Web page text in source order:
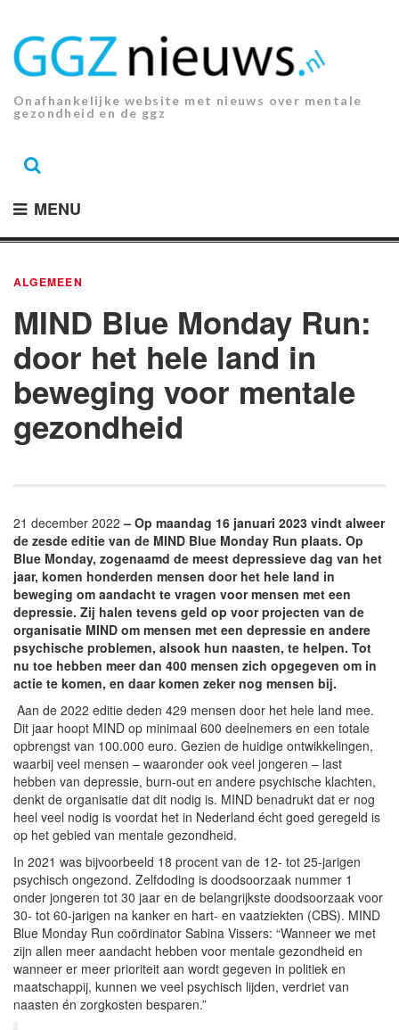
inhoud.
Onafhankelijke website met nieuws over mentale
gezondheid en de ggz
MENU
ALGEMEEN
MIND Blue Monday Run:
door het hele land in
beweging voor mentale
gezondheid
21 december 2022 – Op maandag 16 januari 2023 vindt alweer
de zesde editie van de MIND Blue Monday Run plaats. Op
Blue Monday, zogenaamd de meest depressieve dag van het
jaar, komen honderden mensen door het hele land in
beweging om aandacht te vragen voor mensen met een
depressie. Zij halen tevens geld op voor projecten van de
organisatie MIND om mensen met een depressie en andere
psychische problemen, alsook hun naasten, te helpen. Tot
nu toe hebben meer dan 400 mensen zich opgegeven om in
actie te komen, en daar komen zeker nog mensen bij.
Aan de 2022 editie deden 429 mensen door het hele land mee.
Dit jaar hoopt MIND op minimaal 600 deelnemers en een totale
opbrengst van 100.000 euro. Gezien de huidige ontwikkelingen,
waarbij veel mensen – waaronder ook veel jongeren – last
hebben van depressie, burn-out en andere psychische klachten,
denkt de organisatie dat dit nodig is. MIND benadrukt dat er nog
heel veel nodig is voordat het in Nederland écht goed geregeld is
op het gebied van mentale gezondheid.
In 2021 was bijvoorbeeld 18 procent van de 12- tot 25-jarigen
psychisch ongezond. Zelfdoding is doodsoorzaak nummer 1
onder jongeren tot 30 jaar en de belangrijkste doodsoorzaak voor
30- tot 60-jarigen na kanker en hart- en vaatziekten (CBS). MIND
Blue Monday Run coördinator Sabina Vissers: “Wanneer we met
zijn allen meer aandacht hebben voor mentale gezondheid en
wanneer er meer prioriteit aan wordt gegeven in politiek en
maatschappij, kunnen we veel psychisch lijden, verdriet van
naasten én zorgkosten besparen.”